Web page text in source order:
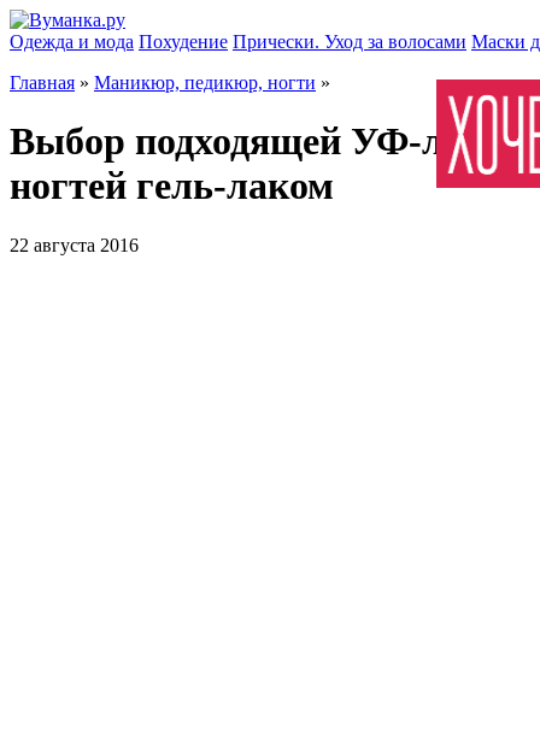
Одежда и мода Похудение Прически. Уход за волосами Маски
Главная » Маникюр, педикюр, ногти »
Выбор подходящей УФ-
ногтей гель-лаком
22 августа 2016